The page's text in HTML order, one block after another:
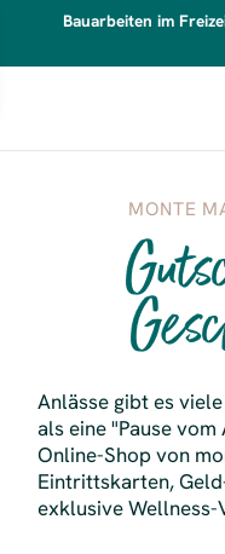
Bauarbeiten im
MONTE
Anlässe gibt es
als eine "Pause
Online-Shop von
Eintrittskarten,
exklusive Wellness-